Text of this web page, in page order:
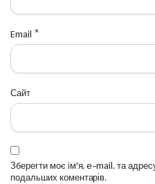
Email *
Сайт
Зберегти моє ім'я, e-mail, та
подальших коментарів.